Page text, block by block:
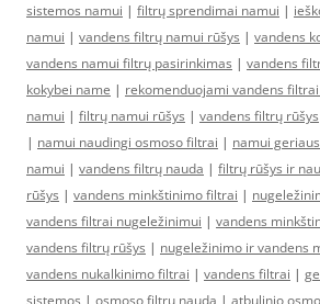
sistemos namui | filtrų sprendimai namui |
namui | vandens filtrų namui rūšys | vandens
vandens namui filtrų pasirinkimas | vandens
kokybei name | rekomenduojami vandens
namui | filtrų namui rūšys | vandens filtrų rūšys
| namui naudingi osmoso filtrai | namui
namui | vandens filtrų nauda | filtrų rūšys ir
rūšys | vandens minkštinimo filtrai |
vandens filtrai nugeležinimui | vandens
vandens filtrų rūšys | nugeležinimo ir vandens
vandens nukalkinimo filtrai | vandens filtrai |
sistemos | osmoso filtrų nauda | atbulinio